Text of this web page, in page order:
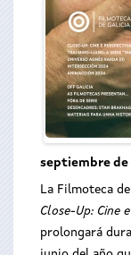
septiembre de
La Filmoteca
Close-Up: Cine
prolongará